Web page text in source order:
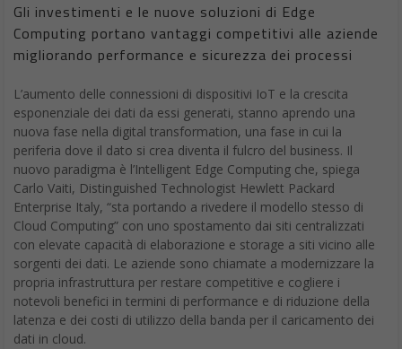
Gli investimenti e le nuove soluzioni di Edge
Computing portano vantaggi competitivi alle aziende
migliorando performance e sicurezza dei processi
L’aumento delle connessioni di dispositivi IoT e la crescita
esponenziale dei dati da essi generati, stanno aprendo una
nuova fase nella digital transformation, una fase in cui la
periferia dove il dato si crea diventa il fulcro del business. Il
nuovo paradigma è l’Intelligent Edge Computing che, spiega
Carlo Vaiti, Distinguished Technologist Hewlett Packard
Enterprise Italy, “sta portando a rivedere il modello stesso di
Cloud Computing” con uno spostamento dai siti centralizzati
con elevate capacità di elaborazione e storage a siti vicino alle
sorgenti dei dati. Le aziende sono chiamate a modernizzare la
propria infrastruttura per restare competitive e cogliere i
notevoli benefici in termini di performance e di riduzione della
latenza e dei costi di utilizzo della banda per il caricamento dei
dati in cloud.